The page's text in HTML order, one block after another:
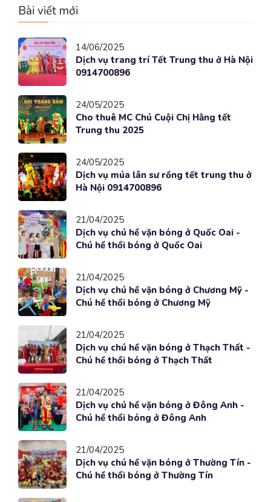
Bài viết mới
14/06/2025
Dịch vụ trang trí Tết Trung thu ở Hà Nội
0914700896
24/05/2025
Cho thuê MC Chú Cuội Chị Hằng tết
Trung thu 2025
24/05/2025
Dịch vụ múa lân sư rồng tết trung thu ở
Hà Nội 0914700896
21/04/2025
Dịch vụ chú hề vặn bóng ở Quốc Oai -
Chú hề thổi bóng ở Quốc Oai
21/04/2025
Dịch vụ chú hề vặn bóng ở Chương Mỹ -
Chú hề thổi bóng ở Chương Mỹ
21/04/2025
Dịch vụ chú hề vặn bóng ở Thạch Thất -
Chú hề thổi bóng ở Thạch Thất
21/04/2025
Dịch vụ chú hề vặn bóng ở Đông Anh -
Chú hề thổi bóng ở Đông Anh
21/04/2025
Dịch vụ chú hề vặn bóng ở Thường Tín -
Chú hề thổi bóng ở Thường Tín